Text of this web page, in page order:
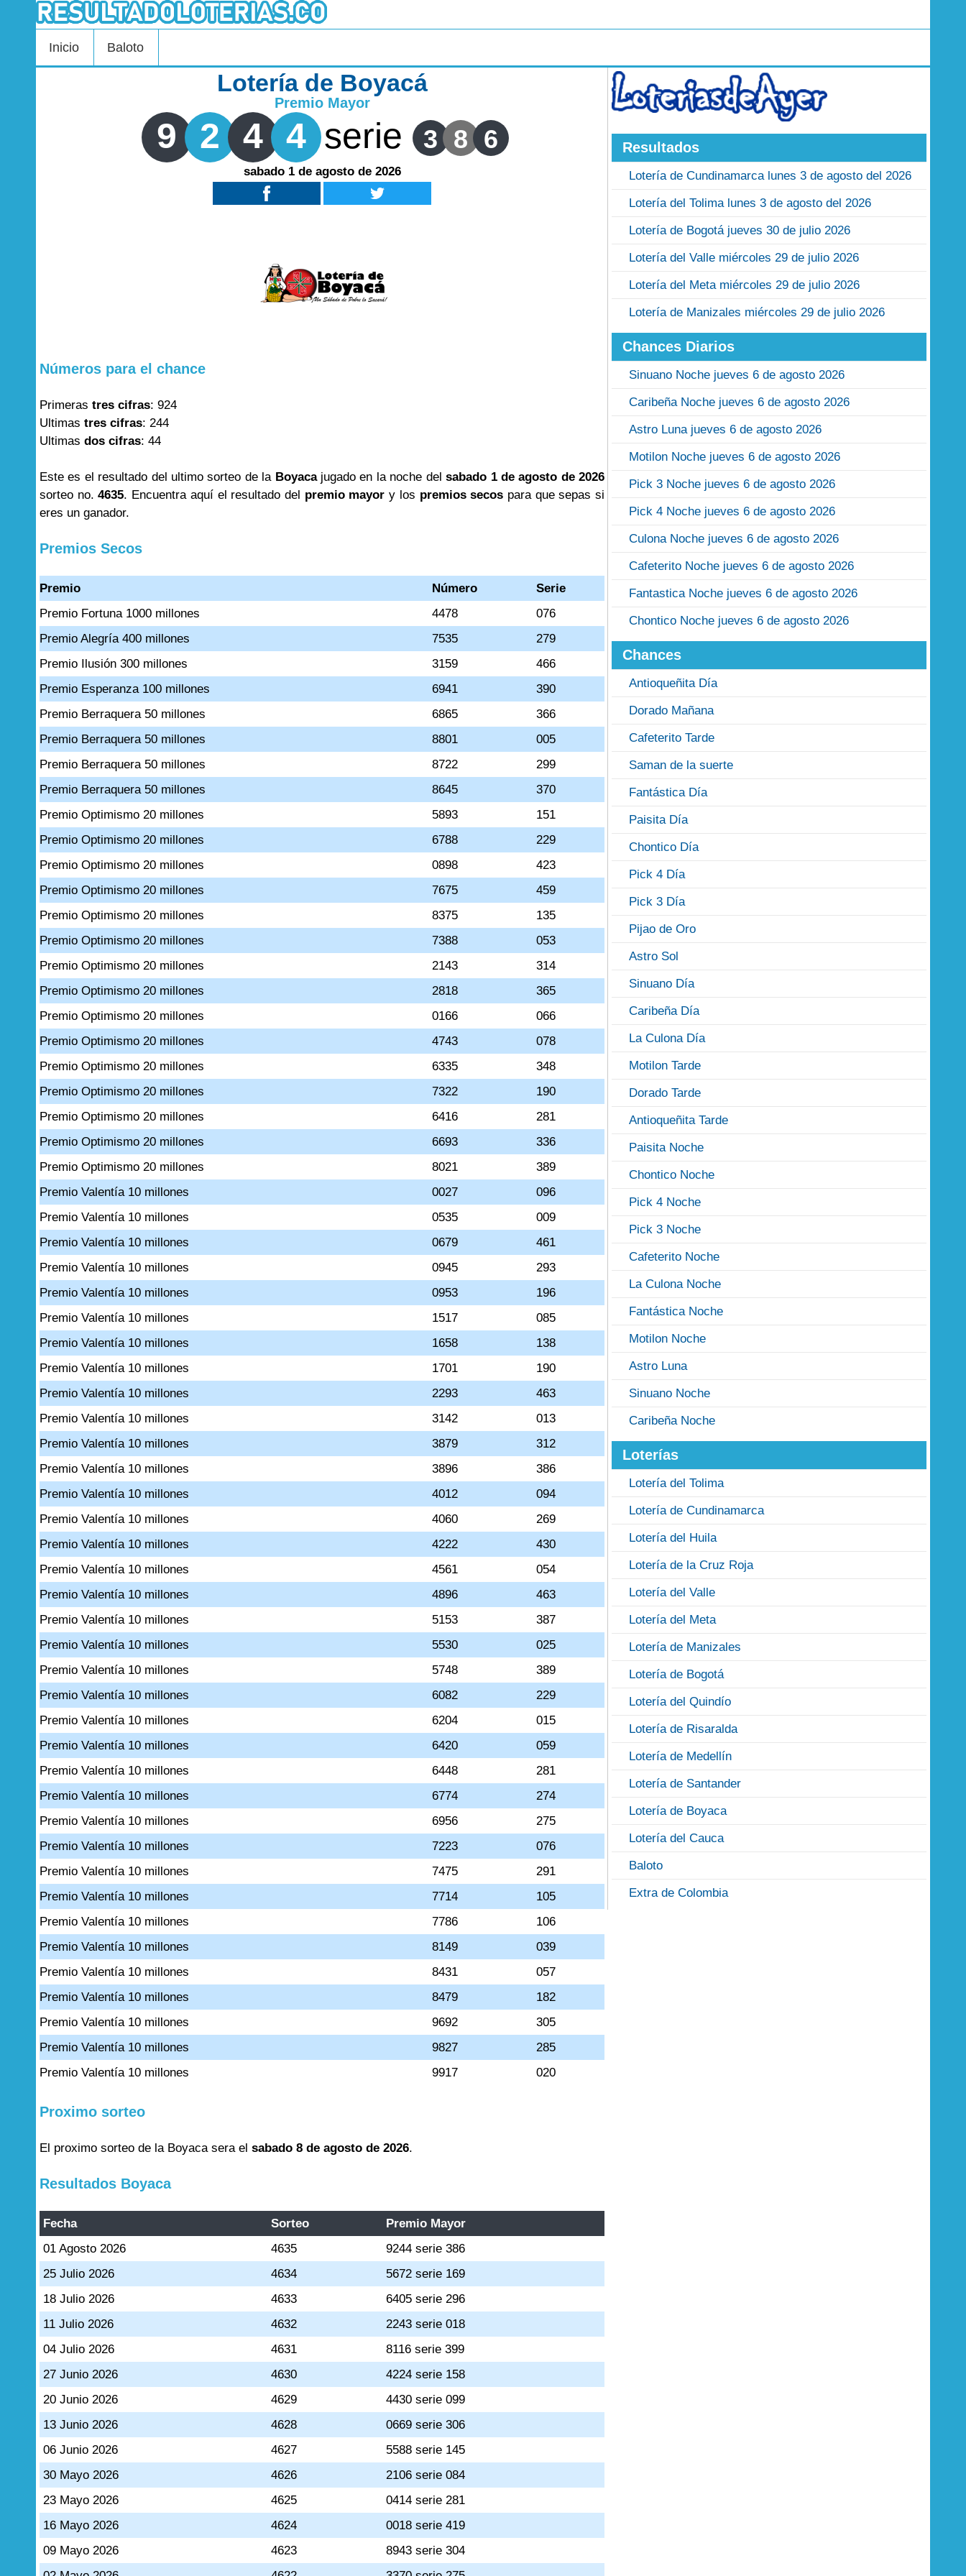
Inicio Baloto
Lotería de Boyacá
Premio Mayor
9 2 4 4 serie 3 8 6
sabado 1 de agosto de 2026
Números para el chance
Primeras tres cifras: 924
Ultimas tres cifras: 244
Ultimas dos cifras: 44
Este es el resultado del ultimo sorteo de la Boyacajugado en la noche delsabado 1 de agosto de 2026
sorteo no.4635. Encuentra aquí el resultado del premio mayor y los premios secos para que sepas si
eres un ganador.
Premios Secos
Premio Número
Serie
Premio Fortuna 1000 millones
4478
076
Premio Alegría 400 millones
7535
279
Premio Ilusión 300 millones
3159
466
Premio Esperanza 100 millones
6941
390
Premio Berraquera 50 millones
6865
366
Premio Berraquera 50 millones
8801
005
Premio Berraquera 50 millones
8722
299
Premio Berraquera 50 millones
8645
370
Premio Optimismo 20 millones
5893
151
Premio Optimismo 20 millones
6788
229
Premio Optimismo 20 millones
0898
423
Premio Optimismo 20 millones
7675
459
Premio Optimismo 20 millones
8375
135
Premio Optimismo 20 millones
7388
053
Premio Optimismo 20 millones
2143
314
Premio Optimismo 20 millones
2818
365
Premio Optimismo 20 millones
0166
066
Premio Optimismo 20 millones
4743
078
Premio Optimismo 20 millones
6335
348
Premio Optimismo 20 millones
7322
190
Premio Optimismo 20 millones
6416
281
Premio Optimismo 20 millones
6693
336
Premio Optimismo 20 millones
8021
389
Premio Valentía 10 millones
0027
096
Premio Valentía 10 millones
0535
009
Premio Valentía 10 millones
0679
461
Premio Valentía 10 millones
0945
293
Premio Valentía 10 millones
0953
196
Premio Valentía 10 millones
1517
085
Premio Valentía 10 millones
1658
138
Premio Valentía 10 millones
1701
190
Premio Valentía 10 millones
2293
463
Premio Valentía 10 millones
3142
013
Premio Valentía 10 millones
3879
312
Premio Valentía 10 millones
3896
386
Premio Valentía 10 millones
4012
094
Premio Valentía 10 millones
4060
269
Premio Valentía 10 millones
4222
430
Premio Valentía 10 millones
4561
054
Premio Valentía 10 millones
4896
463
Premio Valentía 10 millones
5153
387
Premio Valentía 10 millones
5530
025
Premio Valentía 10 millones
5748
389
Premio Valentía 10 millones
6082
229
Premio Valentía 10 millones
6204
015
Premio Valentía 10 millones
6420
059
Premio Valentía 10 millones
6448
281
Premio Valentía 10 millones
6774
274
Premio Valentía 10 millones
6956
275
Premio Valentía 10 millones
7223
076
Premio Valentía 10 millones
7475
291
Premio Valentía 10 millones
7714
105
Premio Valentía 10 millones
7786
106
Premio Valentía 10 millones
8149
039
Premio Valentía 10 millones
8431
057
Premio Valentía 10 millones
8479
182
Premio Valentía 10 millones
9692
305
Premio Valentía 10 millones
9827
285
Premio Valentía 10 millones
9917 020
Proximo sorteo
El proximo sorteo de la Boyaca sera el sabado 8 de agosto de 2026.
Resultados Boyaca
Fecha Sorteo
Premio Mayor
01 Agosto 2026
4635
9244 serie 386
25 Julio 2026
4634
5672 serie 169
18 Julio 2026
4633
6405 serie 296
11 Julio 2026
4632
2243 serie 018
04 Julio 2026
4631
8116 serie 399
27 Junio 2026
4630
4224 serie 158
20 Junio 2026
4629
4430 serie 099
13 Junio 2026
4628
0669 serie 306
06 Junio 2026
4627
5588 serie 145
30 Mayo 2026
4626
2106 serie 084
23 Mayo 2026
4625
0414 serie 281
16 Mayo 2026
4624
0018 serie 419
09 Mayo 2026
4623
8943 serie 304
Resultados
Lotería de Cundinamarca lunes 3 de agosto del 2026
Lotería del Tolima lunes 3 de agosto del 2026
Lotería de Bogotá jueves 30 de julio 2026
Lotería del Valle miércoles 29 de julio 2026
Lotería del Meta miércoles 29 de julio 2026
Lotería de Manizales miércoles 29 de julio 2026
Chances Diarios
Sinuano Noche jueves 6 de agosto 2026
Caribeña Noche jueves 6 de agosto 2026
Astro Luna jueves 6 de agosto 2026
Motilon Noche jueves 6 de agosto 2026
Pick 3 Noche jueves 6 de agosto 2026
Pick 4 Noche jueves 6 de agosto 2026
Culona Noche jueves 6 de agosto 2026
Cafeterito Noche jueves 6 de agosto 2026
Fantastica Noche jueves 6 de agosto 2026
Chontico Noche jueves 6 de agosto 2026
Chances
Antioqueñita Día
Dorado Mañana
Cafeterito Tarde
Saman de la suerte
Fantástica Día
Paisita Día
Chontico Día
Pick 4 Día
Pick 3 Día
Pijao de Oro
Astro Sol
Sinuano Día
Caribeña Día
La Culona Día
Motilon Tarde
Dorado Tarde
Antioqueñita Tarde
Paisita Noche
Chontico Noche
Pick 4 Noche
Pick 3 Noche
Cafeterito Noche
La Culona Noche
Fantástica Noche
Motilon Noche
Astro Luna
Sinuano Noche
Caribeña Noche
Loterías
Lotería del Tolima
Lotería de Cundinamarca
Lotería del Huila
Lotería de la Cruz Roja
Lotería del Valle
Lotería del Meta
Lotería de Manizales
Lotería de Bogotá
Lotería del Quindío
Lotería de Risaralda
Lotería de Medellín
Lotería de Santander
Lotería de Boyaca
Lotería del Cauca
Baloto
Extra de Colombia